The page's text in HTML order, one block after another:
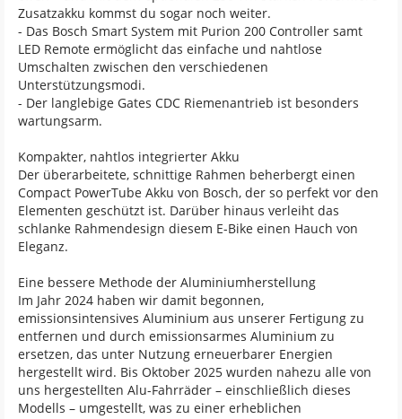
Zusatzakku kommst du sogar noch weiter.
- Das Bosch Smart System mit Purion 200 Controller samt
LED Remote ermöglicht das einfache und nahtlose
Umschalten zwischen den verschiedenen
Unterstützungsmodi.
- Der langlebige Gates CDC Riemenantrieb ist besonders
wartungsarm.
Kompakter, nahtlos integrierter Akku
Der überarbeitete, schnittige Rahmen beherbergt einen
Compact PowerTube Akku von Bosch, der so perfekt vor den
Elementen geschützt ist. Darüber hinaus verleiht das
schlanke Rahmendesign diesem E-Bike einen Hauch von
Eleganz.
Eine bessere Methode der Aluminiumherstellung
Im Jahr 2024 haben wir damit begonnen,
emissionsintensives Aluminium aus unserer Fertigung zu
entfernen und durch emissionsarmes Aluminium zu
ersetzen, das unter Nutzung erneuerbarer Energien
hergestellt wird. Bis Oktober 2025 wurden nahezu alle von
uns hergestellten Alu-Fahrräder – einschließlich dieses
Modells – umgestellt, was zu einer erheblichen